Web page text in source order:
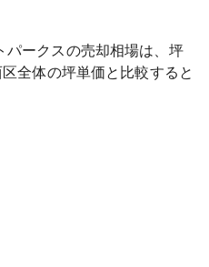
パークスの売却相場は、坪
区全体の坪単価と比較すると